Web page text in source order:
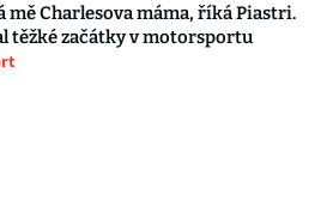
mě Charlesova máma, říká Piastri.
těžké začátky v motorsportu